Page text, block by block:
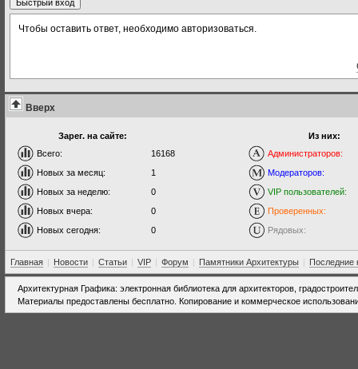
Чтобы оставить ответ, необходимо авторизоваться.
Вверх
Зарег. на сайте:
Всего:
16168
Новых за месяц:
1
Новых за неделю:
0
Новых вчера:
0
Новых сегодня:
0
Из них:
Администраторов:
Модераторов:
VIP пользователей:
Проверенных:
Рядовых:
Главная | Новости | Статьи | VIP | Форум | Памятники Архитектуры | Последние
Архитектурная Графика: электронная библиотека для архитекторов,
Материалы предоставлены бесплатно. Копирование и коммерческое